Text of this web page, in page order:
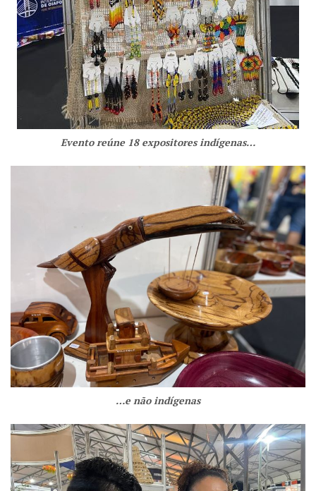
Evento reúne 18 expositores indígenas…
…e não indígenas